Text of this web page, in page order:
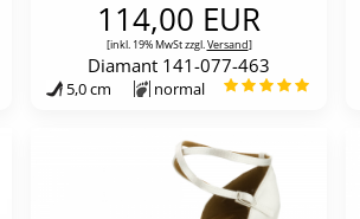
114,00 EUR
[inkl. 19% MwSt zzgl. Versand]
Diamant 141-077-463
5,0 cm normal